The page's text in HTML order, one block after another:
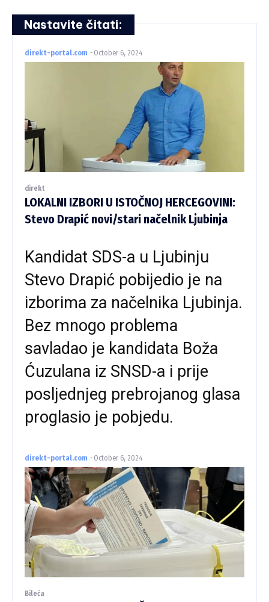
Nastavite čitati:
direkt-portal.com - October 6, 2024
direkt
LOKALNI IZBORI U ISTOČNOJ HERCEGOVINI:
Stevo Drapić novi/stari načelnik Ljubinja
Kandidat SDS-a u Ljubinju
Stevo Drapić pobijedio je na
izborima za načelnika Ljubinja.
Bez mnogo problema
savladao je kandidata Boža
Ćuzulana iz SNSD-a i prije
posljednjeg prebrojanog glasa
proglasio je pobjedu.
direkt-portal.com - October 6, 2024
Bileća